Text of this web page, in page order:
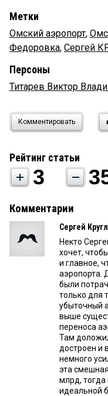
Метки
Омский аэропорт,
Федоровка, Сергей
Персоны
Титарев Виктор
Комментировать
Рейтинг статьи
3
Комментарии
Сергей
Некто
хочет,
и главное,
аэропорта.
были
только для
убыточный
выше
переноса
Там
достроен и
немного
эта
млрд, тогда
идеальной